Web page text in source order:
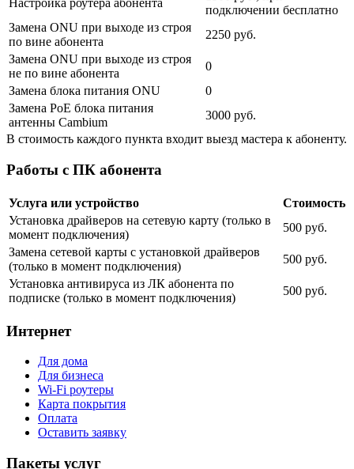
Настройка роутера абонента
подключении бесплатно
Замена ONU при выходе из строя
по вине абонента
2250 руб.
Замена ONU при выходе из строя
не по вине абонента
0
Замена блока питания ONU
0
Замена PoE блока питания
антенны Cambium
3000 руб.
В стоимость каждого пункта входит выезд мастера к абоненту.
Работы с ПК абонента
Услуга или устройство
Стоимость
Установка драйверов на сетевую карту (только в
момент подключения)
500 руб.
Замена сетевой карты с установкой драйверов
(только в момент подключения)
500 руб.
Установка антивируса из ЛК абонента по
подписке (только в момент подключения)
500 руб.
Интернет
Для дома
Для бизнеса
Wi-Fi роутеры
Карта покрытия
Оплата
Оставить заявку
Пакеты услуг